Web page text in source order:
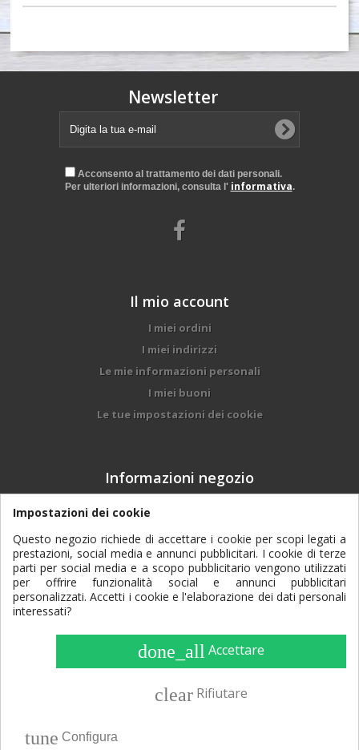
Newsletter
Acconsento al trattamento dei dati personali.
Per ulteriori informazioni, consulta l' informativa.
Il mio account
I miei ordini
I miei indirizzi
Le mie informazioni personali
I miei buoni
Le tue impostazioni dei cookie
Informazioni negozio
DALMONEGO BRUNO & FIGLI srl, Via Trento, 97
- 38017 - Mezzolombardo (TN)
Contattaci subito:0461 601084
Email:dalmonego@agtp.it
Dalmonego Bruno e Figli S.r.l. | Via Trento, 97 | 38017
C.F./P.IVA 00991880220 | Cap. Soc. Euro 500.000,00 i.v. | Reg. Imp.
Impostazioni dei cookie
Questo negozio richiede di accettare i cookie per scopi legati a
prestazioni, social media e annunci pubblicitari. I cookie di terze
parti per social media e a scopo pubblicitario vengono utilizzati
per offrire funzionalità social e annunci pubblicitari
personalizzati. Accetti i cookie e l'elaborazione dei dati personali
interessati?
done_all Accettare
clear Rifiutare
tune Configura